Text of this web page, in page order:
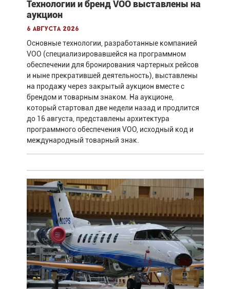
Технологии и бренд VOO выставлены на
аукцион
6 августа 2026
Основные технологии, разработанные компанией
VOO (специализировавшейся на программном
обеспечении для бронирования чартерных рейсов
и ныне прекратившей деятельность), выставлены
на продажу через закрытый аукцион вместе с
брендом и товарным знаком. На аукционе,
который стартовал две недели назад и продлится
до 16 августа, представлены архитектура
программного обеспечения VOO, исходный код и
международный товарный знак.